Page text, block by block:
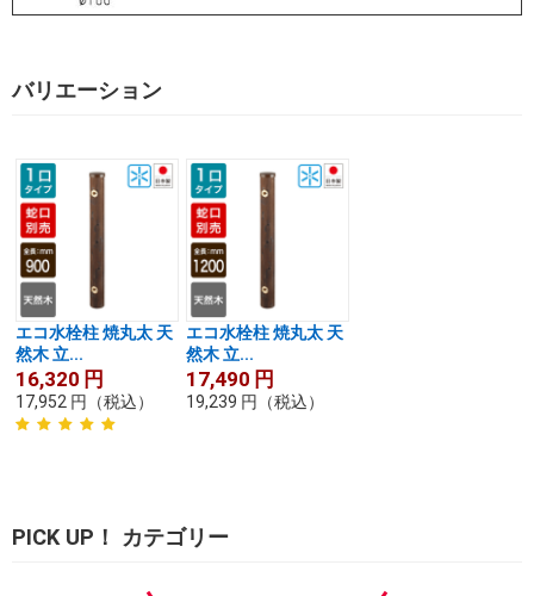
バリエーション
エコ水栓柱 焼丸太 天
然木 立...
16,320 円
17,952 円 （税込）
エコ水栓柱 焼丸太 天
然木 立...
17,490 円
19,239 円 （税込）
PICK UP！ カテゴリー